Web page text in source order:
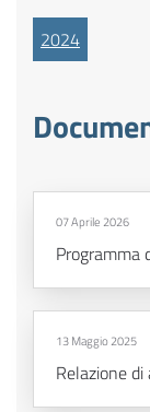
2024
07 Aprile 2026
13 Maggio 2025
Relazione